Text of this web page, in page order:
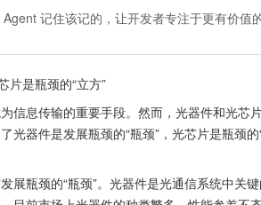
Agent 记住该记的，让开发者专注于更有价值
片是瓶颈的“立方”
信息传输的重要手段。然而，光器件和光芯
光器件是发展瓶颈的“瓶颈”，光芯片是瓶颈
展瓶颈的“瓶颈”。光器件是光通信系统中关